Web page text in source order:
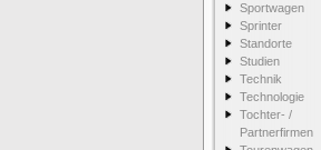
Sportwagen
Sprinter
Standorte
Studien
Technik
Technologie
Tochter- /
Partnerfirmen